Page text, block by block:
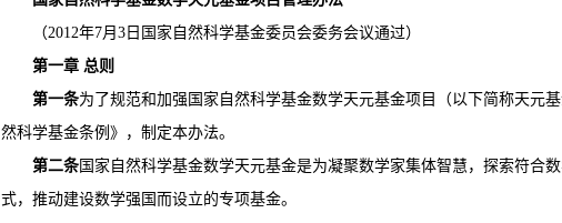
（2012年7月3日国家自然科学基金委员会委务会议通过）
第一章 总则
第一条为了规范和加强国家自然科学基金数学天元基金项目（以下简称天元
然科学基金条例》，制定本办法。
第二条 国家自然科学基金数学天元基金是为凝聚数学家集体智慧，探索符合
式，推动建设数学强国而设立的专项基金。